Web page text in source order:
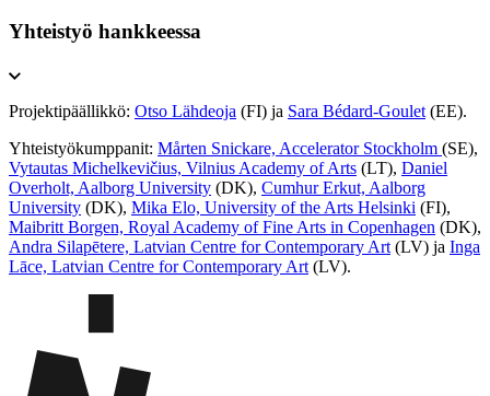
Yhteistyö hankkeessa
Projektipäällikkö: Otso Lähdeoja (FI) ja Sara Bédard-Goulet (EE).
Yhteistyökumppanit: Mårten Snickare, Accelerator Stockholm (SE),
Vytautas Michelkevičius, Vilnius Academy of Arts (LT), Daniel
Overholt, Aalborg University (DK), Cumhur Erkut, Aalborg
University (DK), Mika Elo, University of the Arts Helsinki (FI),
Maibritt Borgen, Royal Academy of Fine Arts in Copenhagen (DK),
Andra Silapētere, Latvian Centre for Contemporary Art (LV) ja Inga
Lāce, Latvian Centre for Contemporary Art (LV).